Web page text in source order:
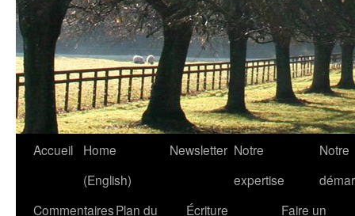
Aller
contenu
Accueil
Home
(English)
Newsletter Notre
expertise
Notre
CommentairesPlan du
Écriture
Faire un